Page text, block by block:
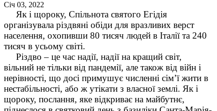
Січ 03, 2022
Як і щороку, Спільнота святого Егідія
організувала різдвяні обіди для вразливих верст
населення, охопивши 80 тисяч людей в Італії та 240
тисяч в усьому світі.
Різдво – це час надії, надії на кращий світ,
вільний не тільки від пандемії, але також від війн і
нерівності, що досі примушує численні сім’ї жити в
нестабільності, або ж утікати з власної землі. Як і
щороку, послання, яке відкриває на майбутнє,